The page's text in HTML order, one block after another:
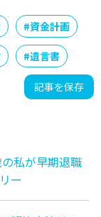
#資金計画
#遺言書
記事を保存
私が早期退職
ー